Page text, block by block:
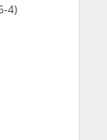
4)